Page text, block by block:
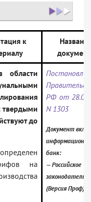
к
области
твердыми
до
на
РФ от
N 1303
Документ
банк:
— Российское
(Версия Проф)